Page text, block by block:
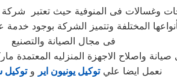
المختلفة وتتميز الشركة بوجود
فى مجال الصيانة والتصنيع
نعمل ايضا عليتوكيل يونيون اير و